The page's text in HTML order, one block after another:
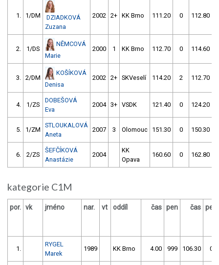
1. 1/DM
DZIADKOVÁ
Zuzana
2002 2+ KK Brno 111.20 0 112.80
2. 1/DS
NĚMCOVÁ
Marie
2000 1 KK Brno 112.70 0 114.60
3. 2/DM
KOŠÍKOVÁ
Denisa
2002 2+ SKVeselí 114.20 2 112.70
4. 1/ZS
DOBEŠOVÁ
Eva
2004 3+ VSDK 121.40 0 124.20
5. 1/ZM
STLOUKALOVÁ
Aneta
2007 3 Olomouc 151.30 0 150.30
6. 2/ZS
ŠEFČÍKOVÁ
Anastázie
2004
KK
Opava
160.60 0 162.80
kategorie C1M
por. vk jméno nar. vt oddíl čas pen čas pen
1.
RYGEL
Marek
1989 KK Brno 4.00 999 106.30 0